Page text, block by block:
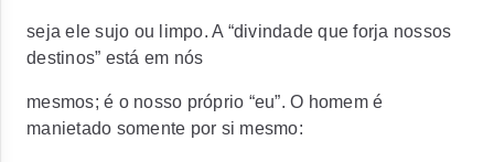
seja ele sujo ou limpo. A “divindade que forja nossos
destinos” está em nós
mesmos; é o nosso próprio “eu”. O homem é
manietado somente por si mesmo: